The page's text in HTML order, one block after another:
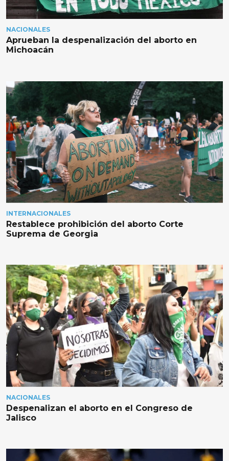
NACIONALES
Aprueban la despenalización del aborto en
Michoacán
INTERNACIONALES
Restablece prohibición del aborto Corte
Suprema de Georgia
NACIONALES
Despenalizan el aborto en el Congreso de
Jalisco